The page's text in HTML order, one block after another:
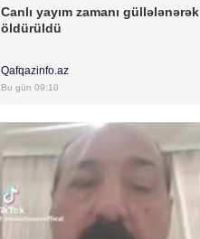
Canlı yayım zamanı güllələnərək
öldürüldü
Qafqazinfo.az
Bu gün 09:10